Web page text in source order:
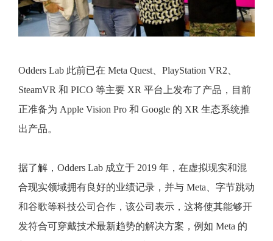
Odders Lab 此前已在 Meta Quest、PlayStation VR2、
SteamVR 和 PICO 等主要 XR 平台上发布了产品，目前
正准备为 Apple Vision Pro 和 Google 的 XR 生态系统推
出产品。
据了解，Odders Lab 成立于 2019 年，在虚拟现实和混
合现实领域拥有良好的业绩记录，并与 Meta、字节跳动
和谷歌等科技公司合作，该公司表示，这将使其能够开
发符合可穿戴技术最新趋势的解决方案，例如 Meta 的